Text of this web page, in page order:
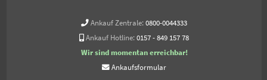
Ankauf Zentrale: 0800-0044333
Ankauf Hotline: 0157 - 849 157 78
Wir sind momentan erreichbar!
Ankaufsformular